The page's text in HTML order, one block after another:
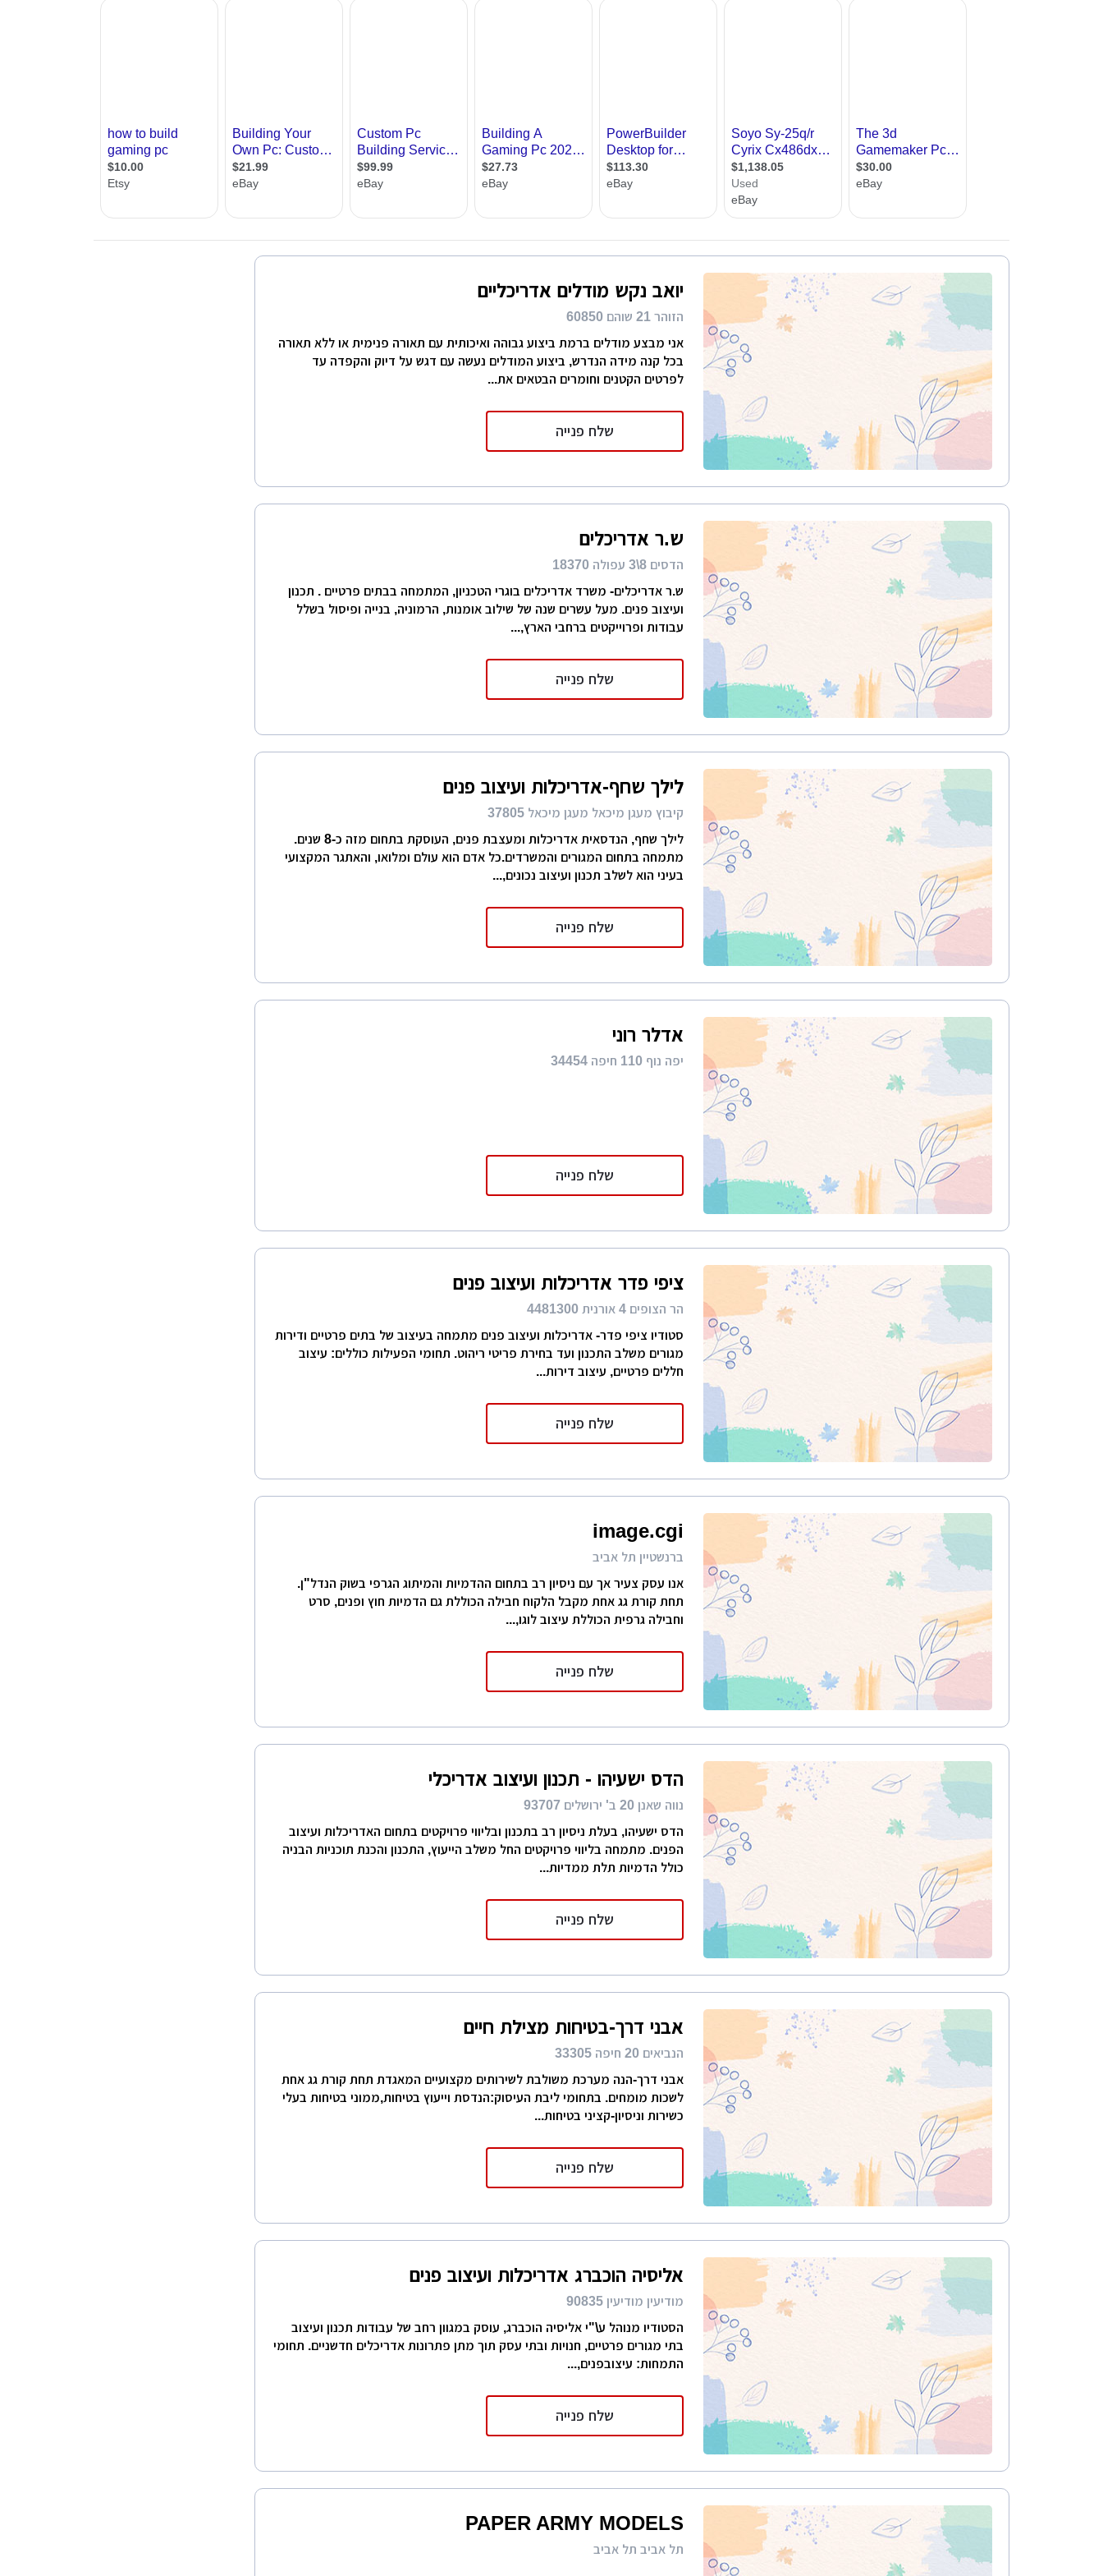
עיצוב דירת קבלן
עיצוב חנויות
יואב נקש מודלים אדריכליים
הזוהר 21 שוהם 60850
אני מבצע מודלים ברמת ביצוע גבוהה ואיכותית עם תאורה פנימית או ללא תאורה
בכל קנה מידה הנדרש, ביצוע המודלים נעשה עם דגש על דיוק והקפדה עד
לפרטים הקטנים וחומרים הבטאים את...
שלח פנייה
ש.ר אדריכלים
הדסים 8\3 עפולה 18370
ש.ר אדריכלים- משרד אדריכלים בוגרי הטכניון, המתמחה בבתים פרטיים . תכנון
ועיצוב פנים. מעל עשרים שנה של שילוב אומנות, הרמוניה, בנייה ופיסול בשלל
עבודות ופרוייקטים ברחבי הארץ,...
שלח פנייה
לילך שחף-אדריכלות ועיצוב פנים
קיבוץ מעגן מיכאל מעגן מיכאל 37805
לילך שחף, הנדסאית אדריכלות ומעצבת פנים, העוסקת בתחום מזה כ-8 שנים.
מתמחה בתחום המגורים והמשרדים.כל אדם הוא עולם ומלואו, והאתגר המקצועי
בעיני הוא לשלב תכנון ועיצוב נכונים,...
שלח פנייה
אדלר רוני
יפה נוף 110 חיפה 34454
שלח פנייה
ציפי פדר אדריכלות ועיצוב פנים
הר הצופים 4 אורנית 4481300
סטודיו ציפי פדר- אדריכלות ועיצוב פנים מתמחה בעיצוב של בתים פרטיים ודירות
מגורים משלב התכנון ועד בחירת פריטי ריהוט. תחומי הפעילות כוללים: עיצוב
חללים פרטיים, עיצוב דירות...
שלח פנייה
image.cgi
ברנשטיין תל אביב
אנו עסק צעיר אך עם ניסיון רב בתחום ההדמיות והמיתוג הגרפי בשוק הנדל"ן.
תחת קורת גג אחת מקבל הלקוח חבילה הכוללת גם הדמיות חוץ ופנים, סרט
וחבילה גרפית הכוללת עיצוב לוגו,...
שלח פנייה
הדס ישעיהו - תכנון ועיצוב אדריכלי
נווה שאנן 20 ב' ירושלים 93707
הדס ישעיהו, בעלת ניסיון רב בתכנון ובליווי פרויקטים בתחום האדריכלות ועיצוב
הפנים. מתמחה בליווי פרויקטים החל משלב הייעוץ, התכנון והכנת תוכניות הבניה
כולל הדמיות תלת ממדיות...
שלח פנייה
אבני דרך-בטיחות מצילת חיים
הנביאים 20 חיפה 33305
אבני דרך-הנה מערכת משולבת לשירותים מקצועיים המאגדת תחת קורת גג אחת
לשכות מומחים. בתחומי ליבת העיסוק:הנדסת וייעוץ בטיחות,ממוני בטיחות בעלי
כשירות וניסיון-קציני בטיחות...
שלח פנייה
אליסיה הוכברג אדריכלות ועיצוב פנים
מודיעין מודיעין 90835
הסטודיו מנוהל ע\"י אליסיה הוכברג, עוסק במגוון רחב של עבודות תכנון ועיצוב
בתי מגורים פרטיים, חנויות ובתי עסק תוך מתן פתרונות אדריכלים חדשניים. תחומי
התמחות: עיצובפנים,...
שלח פנייה
PAPER ARMY MODELS
תל אביב תל אביב